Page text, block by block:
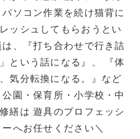
ソコン作業を続け猫背に
ッシュしてもらおうとい
、『打ち合わせで行き詰
という話になる』、 『体
気分転換になる。』など
園・保育所・小学校・中
繕は 遊具のプロフェッシ
へお任せください＼